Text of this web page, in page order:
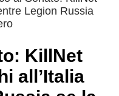
Legion Russia
KillNet
all’Italia